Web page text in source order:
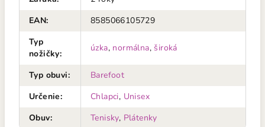
EAN:
8585066105729
Typ
nožičky:
úzka, normálna, široká
Typ obuvi:
Barefoot
Určenie: Chlapci, Unisex
Obuv: Tenisky, Plátenky